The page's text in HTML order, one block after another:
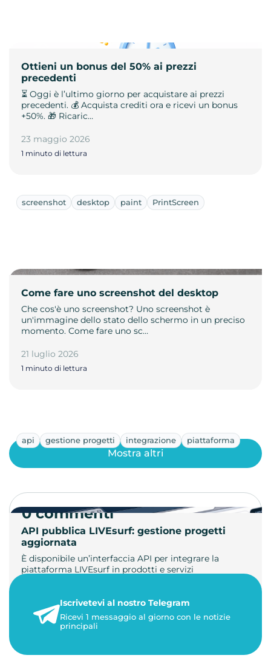
Ottieni un bonus del 50% ai prezzi
precedenti
⏳ Oggi è l’ultimo giorno per acquistare ai prezzi
precedenti. 💰 Acquista crediti ora e ricevi un bonus
+50%. 🎁 Ricaric…
23 maggio 2026
1 minuto di lettura
screenshot desktop paint PrintScreen
Come fare uno screenshot del desktop
Che cos'è uno screenshot? Uno screenshot è
un'immagine dello stato dello schermo in un preciso
momento. Come fare uno sc…
21 luglio 2026
1 minuto di lettura
api gestione progetti integrazione piattaforma
API pubblica LIVEsurf: gestione progetti
aggiornata
È disponibile un’interfaccia API per integrare la
piattaforma LIVEsurf in prodotti e servizi
23 maggio 2026
1 minuto di lettura
Mostra altri
0 commenti
Iscrivetevi al nostro Telegram
Ricevi 1 messaggio al giorno con le notizie
principali